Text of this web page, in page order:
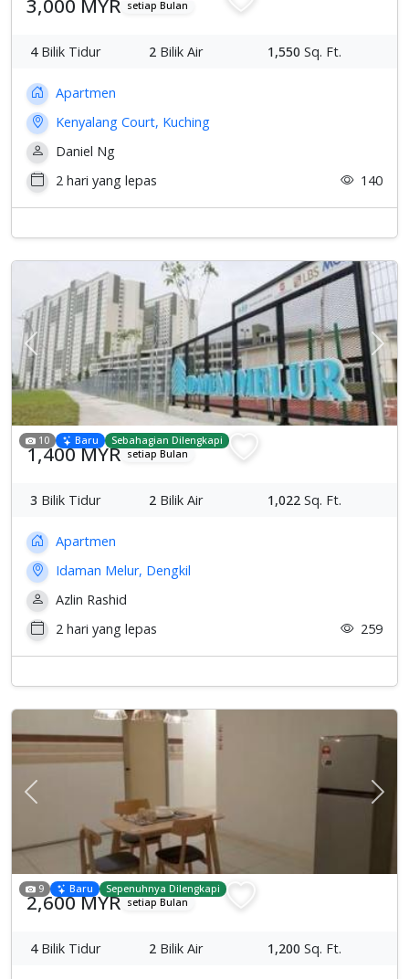
setiap Bulan
4Bilik Tidur 2 Bilik Air 1,550 Sq. Ft.
Apartmen
Kenyalang Court, Kuching
Daniel Ng
2 hari yang lepas
140
Previous
10 Baru Sebahagian Dilengkapi
1,400 MYR setiap Bulan
3 Bilik Tidur 2 Bilik Air 1,022 Sq. Ft.
Apartmen
Idaman Melur, Dengkil
Azlin Rashid
2 hari yang lepas
259
Previous
9 Baru Sepenuhnya Dilengkapi
2,600 MYR setiap Bulan
4Bilik Tidur 2 Bilik Air 1,200 Sq. Ft.